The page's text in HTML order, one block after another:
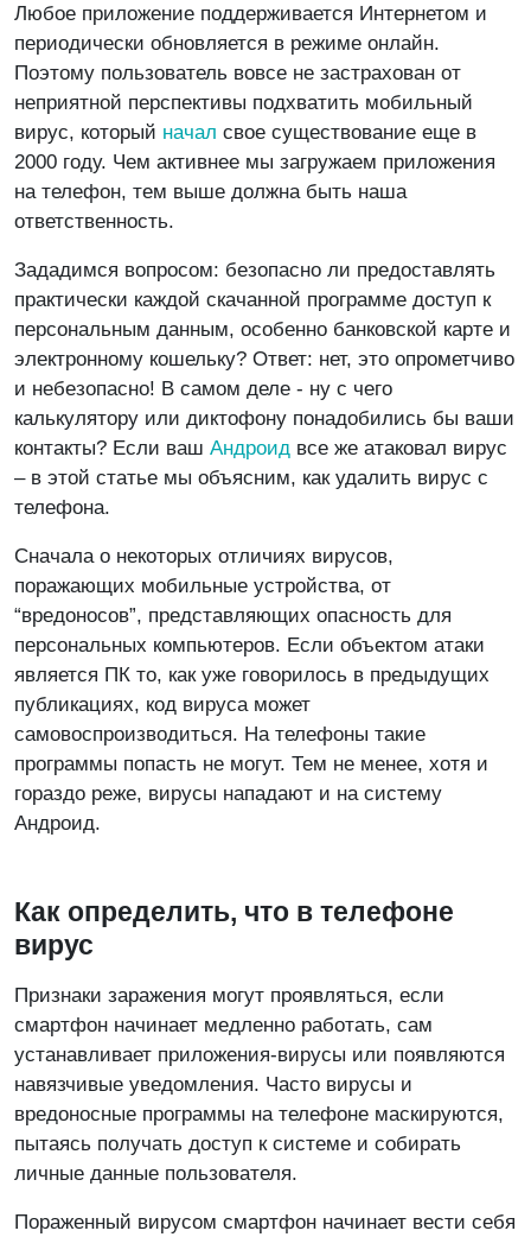
Любое приложение поддерживается Интернетом и
периодически обновляется в режиме онлайн.
Поэтому пользователь вовсе не застрахован от
неприятной перспективы подхватить мобильный
вирус, который начал свое существование еще в
2000 году. Чем активнее мы загружаем приложения
на телефон, тем выше должна быть наша
ответственность.
Зададимся вопросом: безопасно ли предоставлять
практически каждой скачанной программе доступ к
персональным данным, особенно банковской карте и
электронному кошельку? Ответ: нет, это опрометчиво
и небезопасно! В самом деле - ну с чего
калькулятору или диктофону понадобились бы ваши
контакты? Если ваш Андроид все же атаковал вирус
– в этой статье мы объясним, как удалить вирус с
телефона.
Сначала о некоторых отличиях вирусов,
поражающих мобильные устройства, от
“вредоносов”, представляющих опасность для
персональных компьютеров. Если объектом атаки
является ПК то, как уже говорилось в предыдущих
публикациях, код вируса может
самовоспроизводиться. На телефоны такие
программы попасть не могут. Тем не менее, хотя и
гораздо реже, вирусы нападают и на систему
Андроид.
Как определить, что в телефоне
вирус
Признаки заражения могут проявляться, если
смартфон начинает медленно работать, сам
устанавливает приложения-вирусы или появляются
навязчивые уведомления. Часто вирусы и
вредоносные программы на телефоне маскируются,
пытаясь получать доступ к системе и собирать
личные данные пользователя.
Пораженный вирусом смартфон начинает вести себя